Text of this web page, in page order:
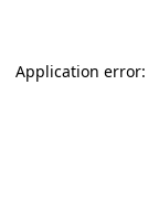
Application